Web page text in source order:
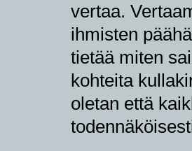
vertaa.
ihmisten
tietää miten
kohteita
oletan että